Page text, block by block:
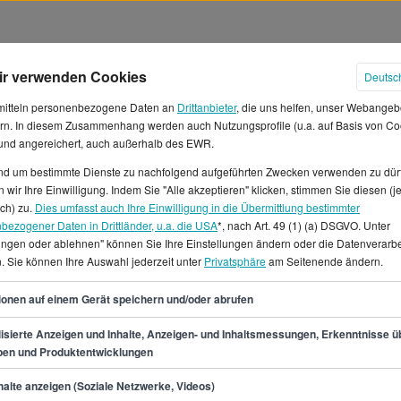
in Bielefeld
in Bielefeld arbeiten? Ein
€ sind durchaus
von rund 47.500
und die Untergrenze bei
in Ausbildung interessierst,
verschiedener
für Referent/in
verwenden Cookies
personenbezogene Daten an Drittanbieter, die uns helfen, unser
In diesem Zusammenhang werden auch Nutzungsprofile (u.a. auf Basis von
angereichert, auch außerhalb des EWR.
um bestimmte Dienste zu nachfolgend aufgeführten Zwecken verwenden zu
wir Ihre Einwilligung. Indem Sie "Alle akzeptieren" klicken, stimmen Sie diesen
zu. Dies umfasst auch Ihre Einwilligung in die Übermittlung bestimmter
Daten in Drittländer, u.a. die USA*, nach Art. 49 (1) (a) DSGVO. Unter
oder ablehnen" können Sie Ihre Einstellungen ändern oder die
Sie können Ihre Auswahl jederzeit unter Privatsphäream Seitenende ändern.
auf einem Gerät speichern und/oder abrufen
Anzeigen und Inhalte, Anzeigen- und Inhaltsmessungen, Erkenntnisse
und Produktentwicklungen
anzeigen (Soziale Netzwerke, Videos)